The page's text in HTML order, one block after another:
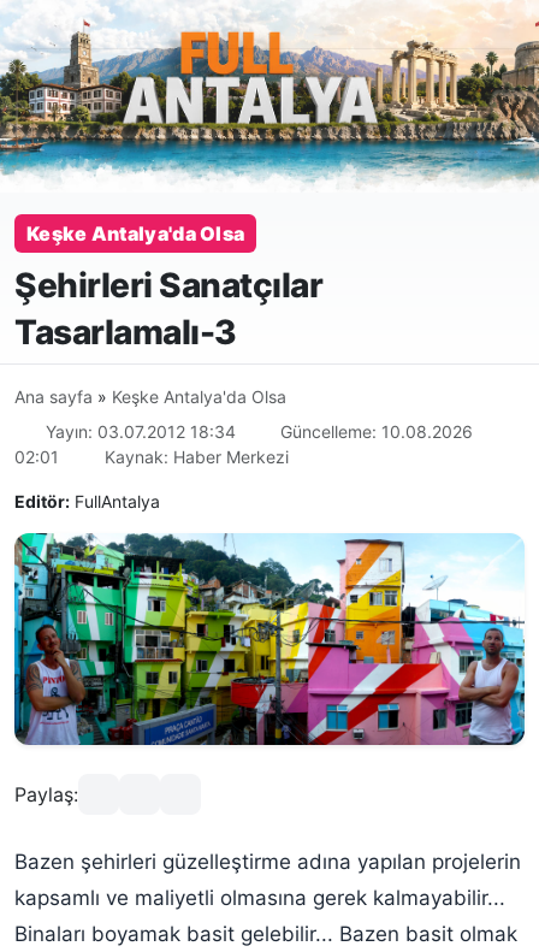
Keşke Antalya'da Olsa
Şehirleri Sanatçılar
Tasarlamalı-3
Ana sayfa » Keşke Antalya'da Olsa
Yayın: 03.07.2012 18:34
Güncelleme: 10.08.2026
02:01
Kaynak: Haber Merkezi
Editör: FullAntalya
Paylaş:
Bazen şehirleri güzelleştirme adına yapılan projelerin
kapsamlı ve maliyetli olmasına gerek kalmayabilir...
Binaları boyamak basit gelebilir... Bazen basit olmak